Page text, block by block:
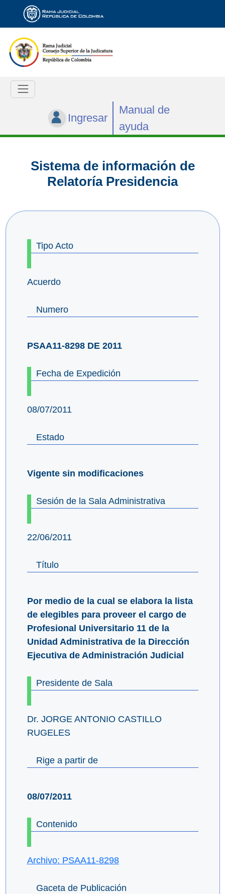
Ingresar
Manual de
ayuda
Sistema de información de
Relatoría Presidencia
Tipo Acto
Acuerdo
Numero
PSAA11-8298 DE 2011
Fecha de Expedición
08/07/2011
Estado
Vigente sin modificaciones
Sesión de la Sala Administrativa
22/06/2011
Título
Por medio de la cual se elabora la lista
de elegibles para proveer el cargo de
Profesional Universitario 11 de la
Unidad Administrativa de la Dirección
Ejecutiva de Administración Judicial
Presidente de Sala
Dr. JORGE ANTONIO CASTILLO
RUGELES
Rige a partir de
08/07/2011
Contenido
Archivo: PSAA11-8298
Gaceta de Publicación